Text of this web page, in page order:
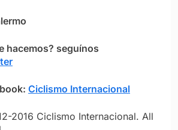
hacemos? seguínos
Ciclismo Internacional
2016 Ciclismo Internacional. All